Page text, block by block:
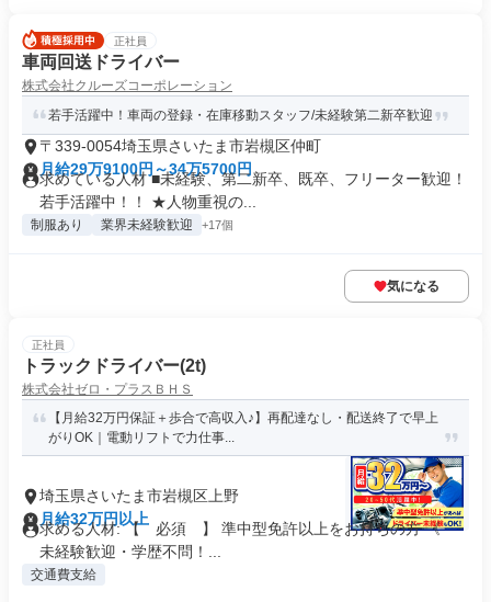
正社員
車両回送ドライバー
株式会社クルーズコーポレーション
若手活躍中！車両の登録・在庫移動スタッフ/未経験第二新卒歓迎
〒339-0054埼玉県さいたま市岩槻区仲町
月給29万9100円～34万5700円
求めている人材 ■未経験、第二新卒、既卒、フリーター歓迎！
若手活躍中！！ ★人物重視の...
制服あり 業界未経験歓迎 +17個
気になる
正社員
トラックドライバー(2t)
株式会社ゼロ・プラスＢＨＳ
【月給32万円保証＋歩合で高収入♪】再配達なし・配送終了で早上
がりOK｜電動リフトで力仕事...
埼玉県さいたま市岩槻区上野
月給32万円以上
求める人材: 【 必須 】 準中型免許以上をお持ちの方 《
未経験歓迎・学歴不問！...
交通費支給